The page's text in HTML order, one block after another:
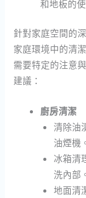
和地板的
針對家庭空間的
家庭環境中的清
需要特定的注意
建議：
廚房清潔
清除油
油煙機
冰箱清
洗內部
地面清